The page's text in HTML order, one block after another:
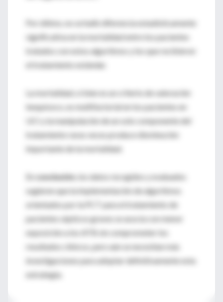
Por último, no se halló diferencia estadísticamente
significativa en la mortalidad entre los pacientes
tratados con estos algoritmos y los que recibieron
el tratamiento estándar.
La mortalidad, si bien es un criterio de valoración
inequívoco, es multifactorial en los pacientes en
UCI y la manipulación de un solo componente del
tratamiento raras veces produce disminución
importante de la mortalidad.
conclusión, los datos recogidos y evaluados
sugieren que la implementación de algoritmos
orientados por la PCT para el tratamiento de
pacientes sépticos graves se asocia con menor
exposición a los ATB sin comprometer los
resultados clínicos, pero aún se necesitan más
investigaciones para adoptar definitivamente esta
estrategia.